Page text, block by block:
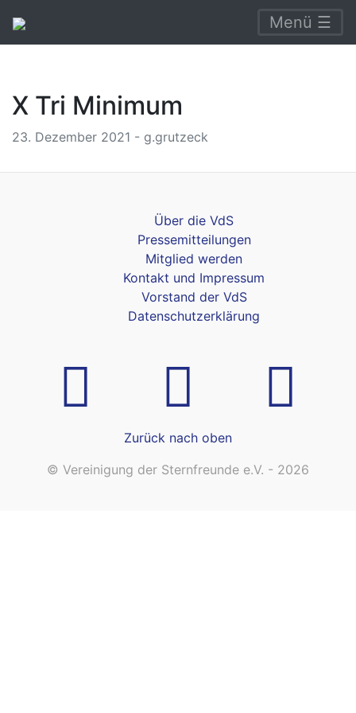
Menü ☰
X Tri Minimum
23. Dezember 2021 - g.grutzeck
Über die VdS
Pressemitteilungen
Mitglied werden
Kontakt und Impressum
Vorstand der VdS
Datenschutzerklärung
Zurück nach oben
© Vereinigung der Sternfreunde e.V. - 2026